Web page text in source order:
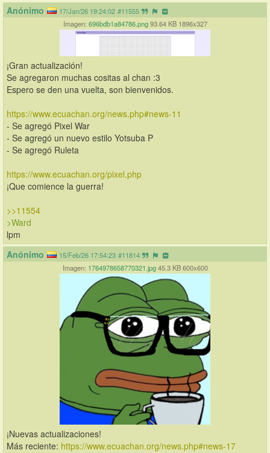
Anónimo 17/Jan/26 19:24:02 #11555
Imagen: 696bdb1a84786.png 93.64 KB 1896x327
¡Gran actualización!
Se agregaron muchas cositas al chan :3
Espero se den una vuelta, son bienvenidos.
https://www.ecuachan.org/news.php#news-11
- Se agregó Pixel War
- Se agregó un nuevo estilo Yotsuba P
- Se agregó Ruleta
https://www.ecuachan.org/pixel.php
¡Que comience la guerra!
>>11554
>Ward
lpm
Anónimo
15/Feb/26 17:54:23 #11814
Imagen: 1764978658770321.jpg 45.3 KB 600x600
¡Nuevas actualizaciones!
Más reciente: https://www.ecuachan.org/news.php#news-17